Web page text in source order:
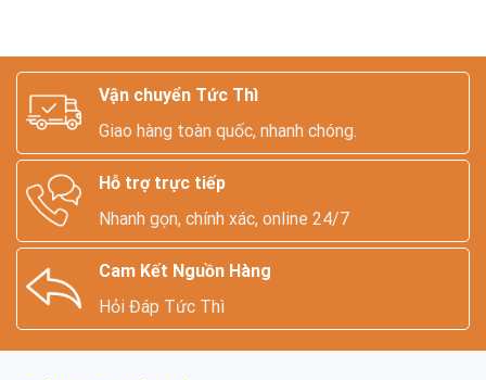
Vận chuyển Tức Thì
Giao hàng toàn quốc, nhanh chóng.
Hỗ trợ trực tiếp
Nhanh gọn, chính xác, online 24/7
Cam Kết Nguồn Hàng
Hỏi Đáp Tức Thì